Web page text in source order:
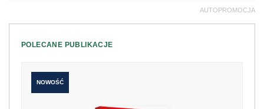
AUTOPROMOCJA
POLECANE PUBLIKACJE
NOWOŚĆ